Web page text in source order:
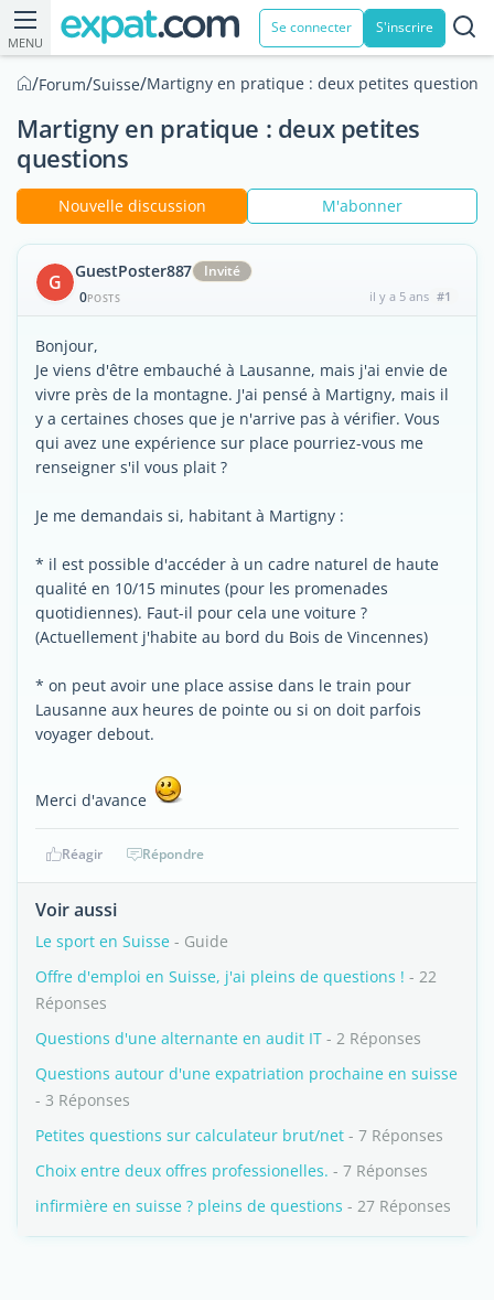
MENU
Se connecter S'inscrire
/Forum/Suisse/Martigny en pratique : deux petites questions
Martigny en pratique : deux petites
questions
Nouvelle discussion M'abonner
G GuestPoster887
Invité
0POSTS il y a 5 ans #1
Bonjour,
Je viens d'être embauché à Lausanne, mais j'ai envie de
vivre près de la montagne. J'ai pensé à Martigny, mais il
y a certaines choses que je n'arrive pas à vérifier. Vous
qui avez une expérience sur place pourriez-vous me
renseigner s'il vous plait ?
Je me demandais si, habitant à Martigny :
* il est possible d'accéder à un cadre naturel de haute
qualité en 10/15 minutes (pour les promenades
quotidiennes). Faut-il pour cela une voiture ?
(Actuellement j'habite au bord du Bois de Vincennes)
* on peut avoir une place assise dans le train pour
Lausanne aux heures de pointe ou si on doit parfois
voyager debout.
Merci d'avance
Réagir Répondre
Voir aussi
Le sport en Suisse - Guide
Offre d'emploi en Suisse, j'ai pleins de questions ! - 22
Réponses
Questions d'une alternante en audit IT - 2 Réponses
Questions autour d'une expatriation prochaine en suisse
- 3 Réponses
Petites questions sur calculateur brut/net - 7 Réponses
Choix entre deux offres professionelles. - 7 Réponses
infirmière en suisse ? pleins de questions - 27 Réponses